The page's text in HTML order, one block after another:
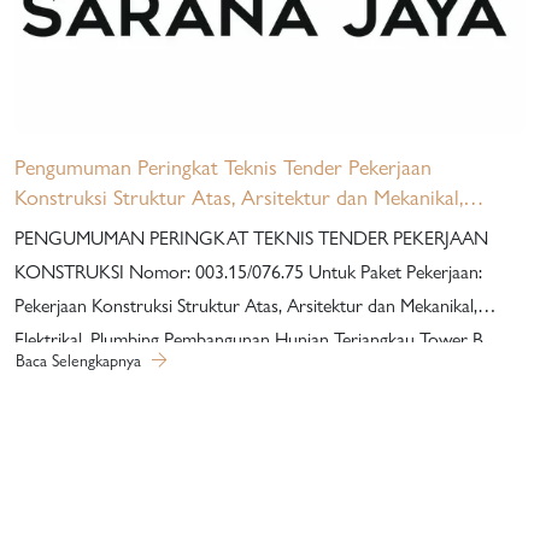
Pengumuman Peringkat Teknis Tender Pekerjaan
Konstruksi Struktur Atas, Arsitektur dan Mekanikal,
Elektrikal, Plumbing Pembangunan Hunian Terjangkau
PENGUMUMAN PERINGKAT TEKNIS TENDER PEKERJAAN
KONSTRUKSI Nomor: 003.15/076.75 Untuk Paket Pekerjaan:
Pekerjaan Konstruksi Struktur Atas, Arsitektur dan Mekanikal,
Elektrikal, Plumbing Pembangunan Hunian Terjangkau Tower B
Nuansa Cilangkap Berdasarkan Berita Acara Hasil Evaluasi
Baca Selengkapnya